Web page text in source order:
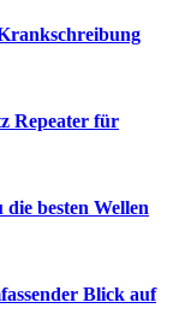
Repeater für
besten Wellen
Blick auf